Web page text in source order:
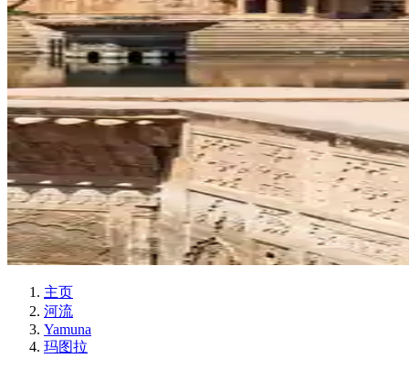
主页
河流
Yamuna
玛图拉